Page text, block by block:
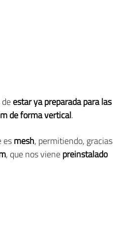
estar ya preparada para las
de forma vertical.
esmesh, permitiendo, gracias
, que nos vienepreinstalado